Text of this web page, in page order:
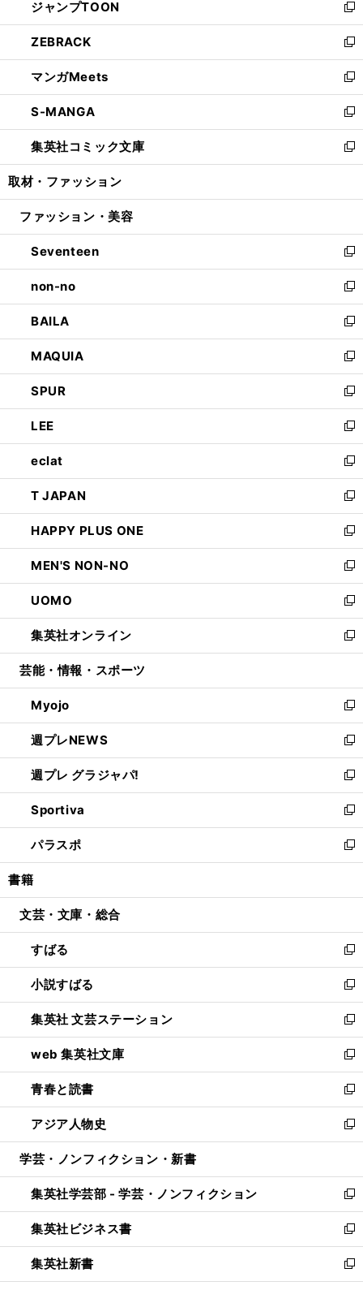
く
で
開
く
ド
ウ
で
開
く
ィ
ン
ド
ウ
で
開
く
い
ウ
ィ
ン
ド
ウ
で
開
く
ジャンプTOON
新
し
い
ウ
ィ
ン
ド
ウ
で
開
ZEBRACK
新
し
い
ウ
ィ
ン
ド
ウ
開
マンガMeets
新
し
い
ウ
ィ
ン
ウ
開
く
S-MANGA
新
し
い
ウ
ン
ウ
で
開
く
集英社コミック文庫
新
し
ウ
ン
ド
ウ
で
開
く
取材・ファッション
ファッション・美容
Seventeen
新
し
い
ウ
ィ
ン
ド
ウ
で
開
く
non-no
新
し
い
ウ
ィ
ン
ド
ウ
で
開
く
BAILA
新
し
い
ウ
ィ
ン
ド
ウ
で
開
く
MAQUIA
新
し
い
ウ
ィ
ン
ド
ウ
で
開
く
SPUR
新
し
い
ウ
ィ
ン
ド
ウ
で
開
く
LEE
新
し
い
ウ
ィ
ン
ド
ウ
で
開
く
eclat
新
し
い
ウ
ィ
ン
ド
ウ
で
開
く
T JAPAN
新
し
い
ウ
ィ
ン
ド
ウ
で
開
HAPPY PLUS ONE
新
し
い
ウ
ィ
ン
ド
ウ
開
く
MEN'S NON-NO
新
し
い
ウ
ィ
ン
ウ
で
開
く
UOMO
新
し
い
ウ
ン
ド
ウ
で
開
く
集英社オンライン
新
し
ウ
ィ
ン
ド
ウ
で
開
く
芸能・情報・スポーツ
Myojo
新
し
い
ウ
ィ
ン
ド
ウ
で
開
週プレNEWS
新
し
い
ウ
ィ
ン
ド
ウ
開
週プレ グラジャパ!
新
し
い
ウ
ィ
ン
ウ
開
く
Sportiva
新
し
い
ウ
ン
ウ
で
開
く
パラスポ
新
し
ウ
ン
ド
ウ
で
開
く
書籍
文芸・文庫・総合
すばる
新
し
い
ウ
ィ
ン
ド
ウ
で
開
く
小説すばる
新
し
い
ウ
ィ
ン
ド
ウ
で
開
集英社 文芸ステーション
新
し
い
ウ
ィ
ン
ド
ウ
開
く
web 集英社文庫
新
し
い
ウ
ィ
ン
ウ
で
開
く
青春と読書
新
し
い
ウ
ン
ド
ウ
で
開
く
アジア人物史
新
し
ウ
ィ
ン
ド
ウ
で
開
学芸・ノンフィクション・新書
集英社学芸部 - 学芸・ノンフィクション
新
し
い
ウ
ィ
ン
集英社ビジネス書
新
し
い
ウ
集英社新書
新
し